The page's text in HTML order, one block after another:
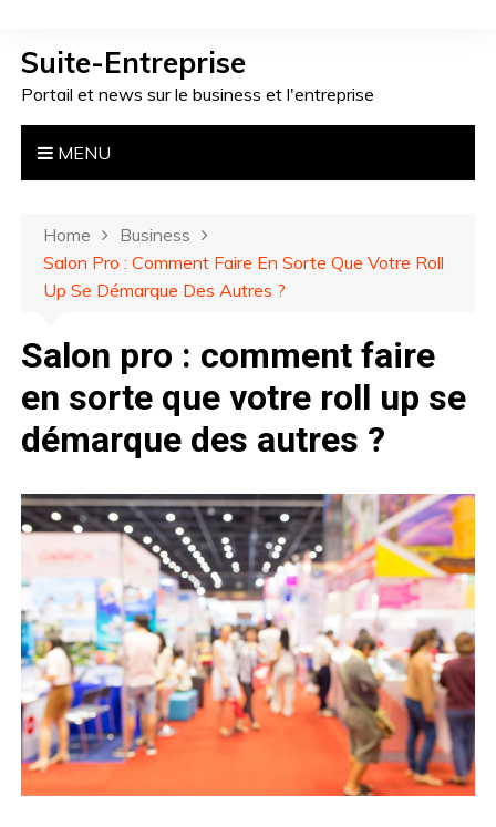
Suite-Entreprise
Portail et news sur le business et l'entreprise
MENU
Home
Business
Salon Pro : Comment Faire En Sorte Que Votre Roll
Up Se Démarque Des Autres ?
Salon pro : comment faire
en sorte que votre roll up se
démarque des autres ?